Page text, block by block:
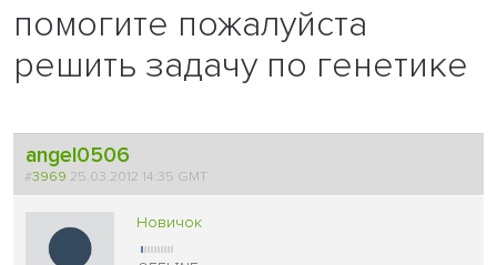
помогите пожалуйста
решить задачу по генетике
angel0506
#3969 25.03.2012 14:35 GMT
Новичок